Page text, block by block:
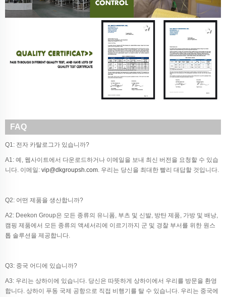
FAQ
Q1: 전자 카탈로그가 있습니까?
A1: 예, 웹사이트에서 다운로드하거나 이메일을 보내 최신 버전을 요청할 수 있습
니다. 이메일: vip@dkgroupsh.com. 우리는 당신을 최대한 빨리 대답할 것입니다.
Q2: 어떤 제품을 생산합니까?
A2: Deekon Group은 모든 종류의 유니폼, 부츠 및 신발, 방탄 제품, 가방 및 배낭,
캠핑 제품에서 모든 종류의 액세서리에 이르기까지 군 및 경찰 부서를 위한 원스
톱 솔루션을 제공합니다.
Q3: 중국 어디에 있습니까?
A3: 우리는 상하이에 있습니다. 당신은 따뜻하게 상하이에서 우리를 방문을 환영
합니다. 상하이 푸동 국제 공항으로 직접 비행기를 탈 수 있습니다. 우리는 중국에